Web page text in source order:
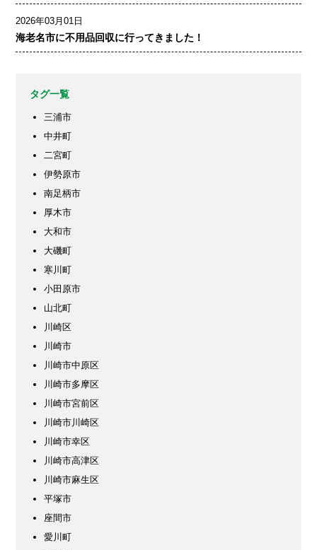
2026年03月01日
海老名市に不用品回収に行ってきました！
タグ一覧
三浦市
中井町
二宮町
伊勢原市
南足柄市
厚木市
大和市
大磯町
寒川町
小田原市
山北町
川崎区
川崎市
川崎市中原区
川崎市多摩区
川崎市宮前区
川崎市川崎区
川崎市幸区
川崎市高津区
川崎市麻生区
平塚市
座間市
愛川町